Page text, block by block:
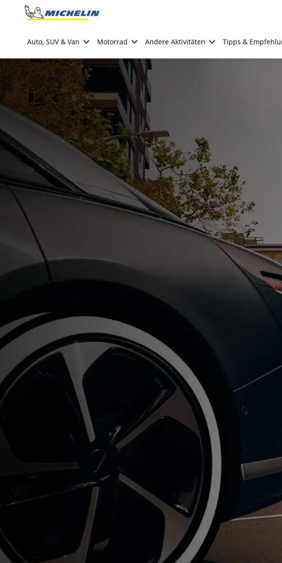
Go to page content
Auto, SUV & Van Motorrad Andere Aktivitäten Tipps &